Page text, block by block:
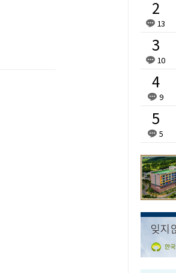
13
10
9
5